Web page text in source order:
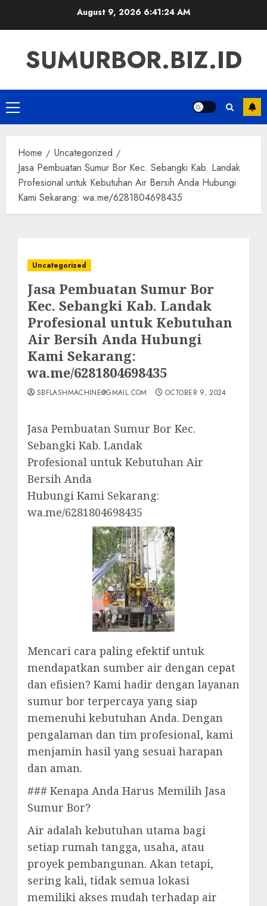
August 9, 2026 6:41:25 AM
SUMURBOR.BIZ.ID
Primary
Menu
Home
Uncategorized
Jasa Pembuatan Sumur Bor Kec. Sebangki Kab. Landak
Profesional untuk Kebutuhan Air Bersih Anda Hubungi
Kami Sekarang: wa.me/6281804698435
Uncategorized
Jasa Pembuatan Sumur Bor
Kec. Sebangki Kab. Landak
Profesional untuk Kebutuhan
Air Bersih Anda Hubungi
Kami Sekarang:
wa.me/6281804698435
SBFLASHMACHINE@GMAIL.COM OCTOBER 9, 2024
Jasa Pembuatan Sumur Bor Kec.
Sebangki Kab. Landak
Profesional untuk Kebutuhan Air
Bersih Anda
Hubungi Kami Sekarang:
wa.me/6281804698435
Mencari cara paling efektif untuk
mendapatkan sumber air dengan cepat
dan efisien? Kami hadir dengan layanan
sumur bor terpercaya yang siap
memenuhi kebutuhan Anda. Dengan
pengalaman dan tim profesional, kami
menjamin hasil yang sesuai harapan
dan aman.
### Kenapa Anda Harus Memilih Jasa
Sumur Bor?
Air adalah kebutuhan utama bagi
setiap rumah tangga, usaha, atau
proyek pembangunan. Akan tetapi,
sering kali, tidak semua lokasi
memiliki akses mudah terhadap air